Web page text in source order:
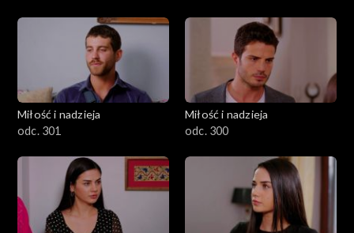
Miłość i nadzieja
odc. 301
Miłość i nadzieja
odc. 300